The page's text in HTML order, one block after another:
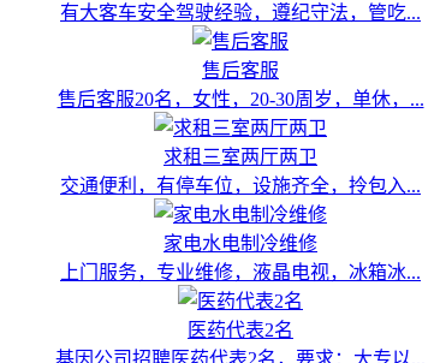
有大客车安全驾驶经验，遵纪守法，管吃...
售后客服
售后客服20名，女性，20-30周岁，单休，...
求租三室两厅两卫
交通便利，有停车位，设施齐全，拎包入...
家电水电制冷维修
上门服务，专业维修，液晶电视，冰箱冰...
医药代表2名
基因公司招聘医药代表2名，要求：大专以...